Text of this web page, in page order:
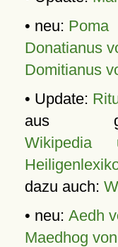
• neu: Poma
Donatianus
Domitianus
• Update:
aus
Wikipedia
dazu auch:
• neu: Aedh
Maedhog